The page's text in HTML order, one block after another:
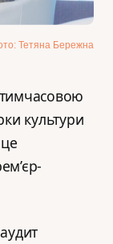
Тетяна Бережна
культури